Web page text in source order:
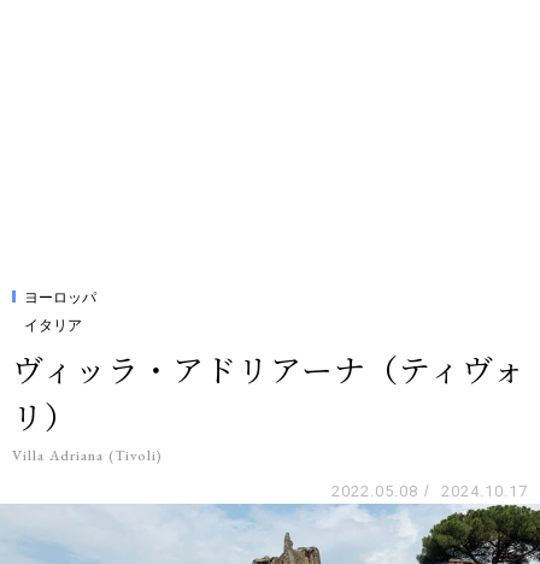
ヨーロッパ
イタリア
ヴィッラ・アドリアーナ（ティヴォ
リ）
Villa Adriana (Tivoli)
2022.05.08 / 2024.10.17